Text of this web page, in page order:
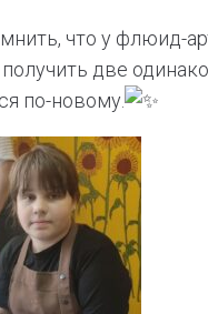
что у флюид-
две
по-новому.